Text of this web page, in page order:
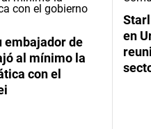
embajador de
al mínimo la
con el
en